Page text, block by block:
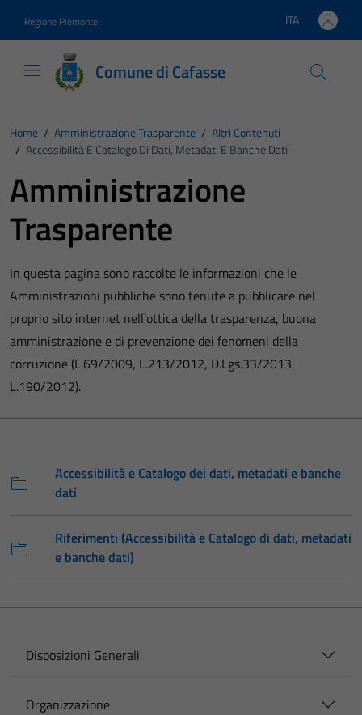
Regione Piemonte Lingua attiva:
ITA
Comune di Cafasse
Home / Amministrazione Trasparente / Altri Contenuti
/ Accessibilità E Catalogo Di Dati, Metadati E Banche Dati
Amministrazione
Trasparente
In questa pagina sono raccolte le informazioni che le
Amministrazioni pubbliche sono tenute a pubblicare nel
proprio sito internet nell’ottica della trasparenza, buona
amministrazione e di prevenzione dei fenomeni della
corruzione (L.69/2009, L.213/2012, D.Lgs.33/2013,
L.190/2012).
Accessibilità e Catalogo dei dati, metadati e banche
dati
Riferimenti (Accessibilità e Catalogo di dati, metadati
e banche dati)
Disposizioni Generali
Organizzazione